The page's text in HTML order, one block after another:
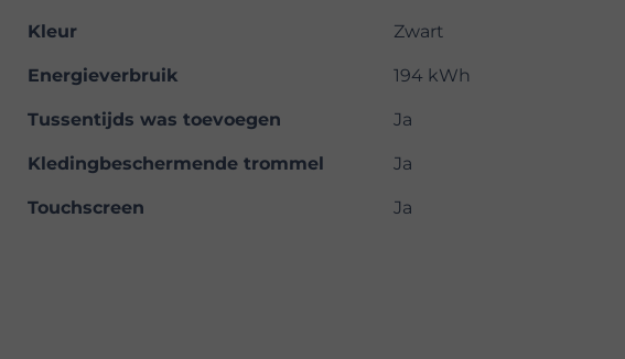
Kleur Zwart
Energieverbruik 194 kWh
Tussentijds was toevoegen Ja
Kledingbeschermende trommel Ja
Touchscreen Ja